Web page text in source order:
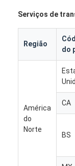
Casa
Produtos
Serviços de
Região
do
América
do
Norte
CA
BS